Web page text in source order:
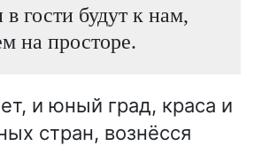
гости будут к нам,
на просторе.
и юный град, краса и
стран, вознёсся